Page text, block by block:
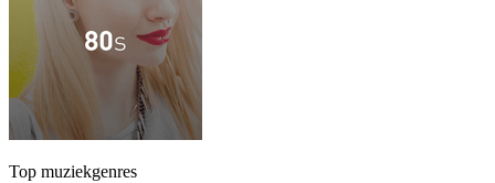
Top muziekgenres